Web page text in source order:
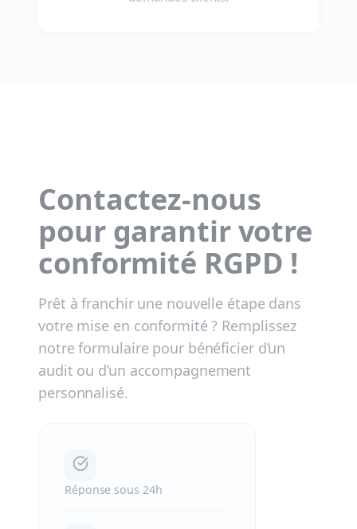
Contactez-nous
pour garantir votre
conformité RGPD !
Prêt à franchir une nouvelle étape dans
votre mise en conformité ? Remplissez
notre formulaire pour bénéficier d’un
audit ou d’un accompagnement
personnalisé.
Réponse sous 24h